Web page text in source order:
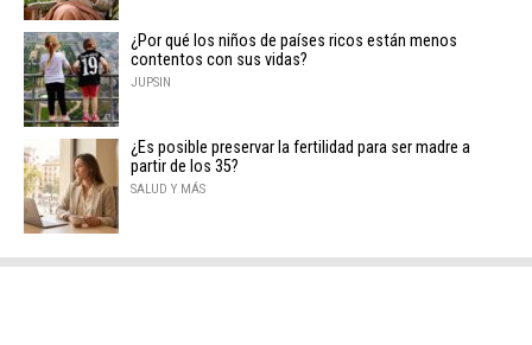
¿Por qué los niños de países ricos están menos
contentos con sus vidas?
JUPSIN
¿Es posible preservar la fertilidad para ser madre a
partir de los 35?
SALUD Y MÁS